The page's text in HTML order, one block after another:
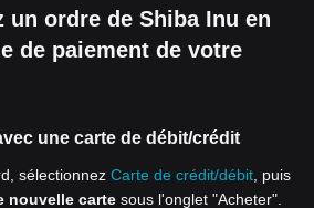
un ordre de Shiba Inu en
de paiement de votre
une carte de débit/crédit
sélectionnez Carte de crédit/débit , puis
nouvelle carte sous l'onglet "Acheter".